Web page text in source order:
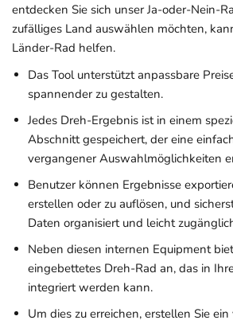
entdecken Sie sich unser Ja-oder-Nein-
zufälliges Land auswählen möchten,
Länder-Rad helfen.
Das Tool unterstützt anpassbare
spannender zu gestalten.
Jedes Dreh-Ergebnis ist in einem
Abschnitt gespeichert, der eine
vergangener Auswahlmöglichkeiten
Benutzer können Ergebnisse
erstellen oder zu auflösen, und
Daten organisiert und leicht
Neben diesen internen Equipment
eingebettetes Dreh-Rad an, das in
integriert werden kann.
Um dies zu erreichen, erstellen Sie